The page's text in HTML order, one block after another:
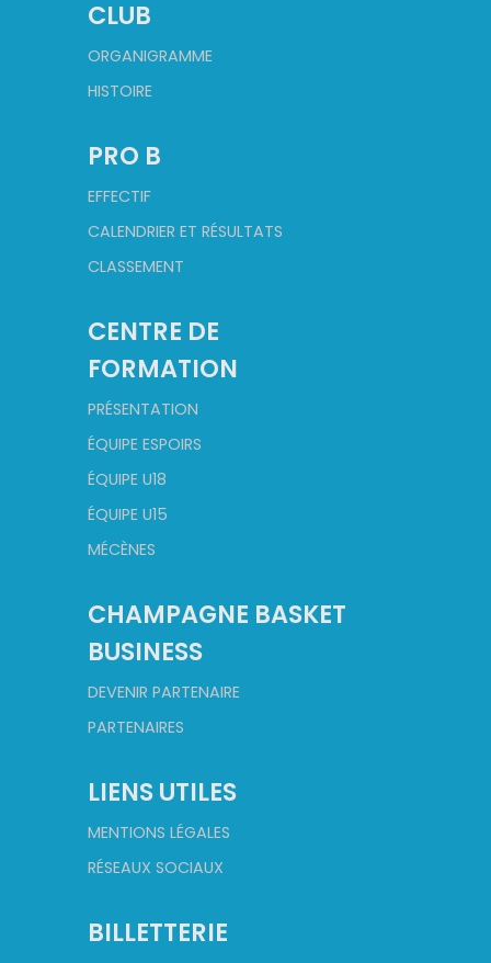
CLUB
ORGANIGRAMME
HISTOIRE
PRO B
EFFECTIF
CALENDRIER ET RÉSULTATS
CLASSEMENT
CENTRE DE
FORMATION
PRÉSENTATION
ÉQUIPE ESPOIRS
ÉQUIPE U18
ÉQUIPE U15
MÉCÈNES
CHAMPAGNE BASKET
BUSINESS
DEVENIR PARTENAIRE
PARTENAIRES
LIENS UTILES
MENTIONS LÉGALES
RÉSEAUX SOCIAUX
BILLETTERIE